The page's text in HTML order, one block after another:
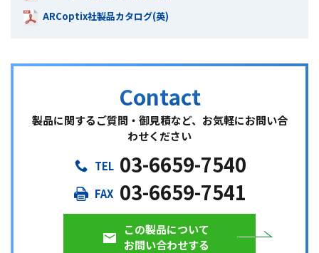
ARCoptix社製品カタログ(英)
製品に関するご質問・御見積など、お気軽にお問い合
わせください
03-6659-7540
03-6659-7541
この製品について
お問い合わせする